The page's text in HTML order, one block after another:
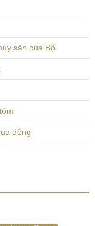
sản của Bộ
đồng